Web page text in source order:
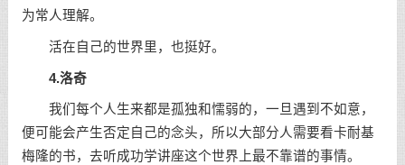
为常人理解。
活在自己的世界里，也挺好。
4.洛奇
我们每个人生来都是孤独和懦弱的，一旦遇到不如意，
便可能会产生否定自己的念头，所以大部分人需要看卡耐基
梅隆的书，去听成功学讲座这个世界上最不靠谱的事情。